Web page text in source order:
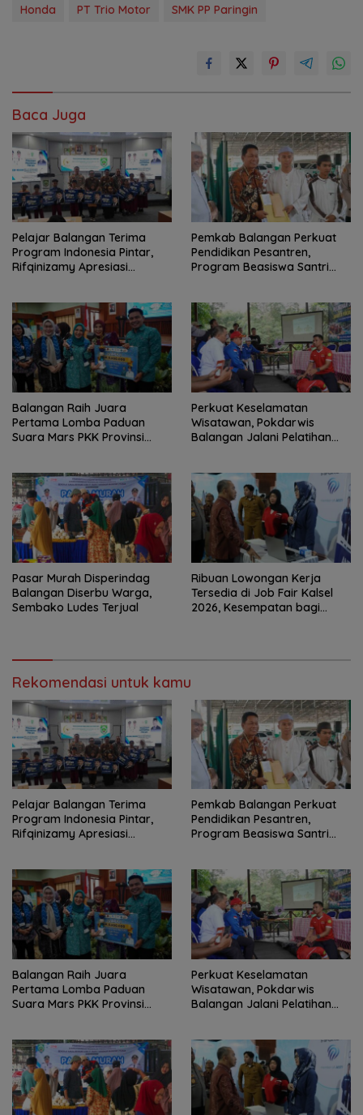
Honda PT Trio Motor SMK PP Paringin
Baca Juga
Pelajar Balangan Terima
Program Indonesia Pintar,
Rifqinizamy Apresiasi
Pemkab Balangan Perkuat
Pendidikan Pesantren,
Program Beasiswa Santri
Balangan Raih Juara
Pertama Lomba Paduan
Suara Mars PKK Provinsi
Perkuat Keselamatan
Wisatawan, Pokdarwis
Balangan Jalani Pelatihan
Pasar Murah Disperindag
Balangan Diserbu Warga,
Sembako Ludes Terjual
Ribuan Lowongan Kerja
Tersedia di Job Fair Kalsel
2026, Kesempatan bagi
Rekomendasi untuk kamu
Pelajar Balangan Terima
Program Indonesia Pintar,
Rifqinizamy Apresiasi
Pemkab Balangan Perkuat
Pendidikan Pesantren,
Program Beasiswa Santri
Balangan Raih Juara
Pertama Lomba Paduan
Suara Mars PKK Provinsi
Perkuat Keselamatan
Wisatawan, Pokdarwis
Balangan Jalani Pelatihan